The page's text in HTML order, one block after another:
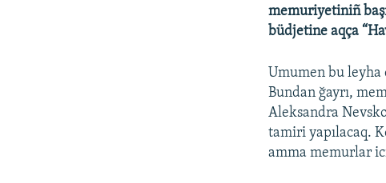
memuriyetiniñ
büdjetine aqça
Umumen bu leyha
Bundan ğayrı,
Aleksandra
tamiri yapılacaq.
amma memurlar